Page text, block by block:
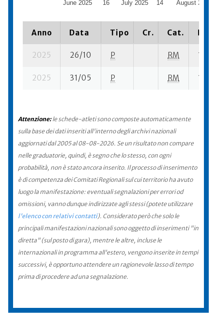
June 2025 July 2025 August 2025
16 14
Anno Data Tipo Cr. Cat.
2025 26/10 P RM 1 su-
2025 31/05 P RM 1 su-
Attenzione:le schede-atleti sono composte automaticamente
sulla base dei dati inseriti all'interno degli archivi nazionali
aggiornati dal 2005 al 08-08-2026. Se un risultato non compare
nelle graduatorie, quindi, è segno che lo stesso, con ogni
probabilità, non è stato ancora inserito. Il processo di inserimento
è di competenza dei Comitati Regionali sul cui territorio ha avuto
luogo la manifestazione: eventuali segnalazioni per errori od
omissioni, vanno dunque indirizzate agli stessi (potete utilizzare
l'elenco con relativi contatti). Considerato però che solo le
principali manifestazioni nazionali sono oggetto di inserimenti "in
diretta" (sul posto di gara), mentre le altre, incluse le
internazionali in programma all'estero, vengono inserite in tempi
successivi, è opportuno attendere un ragionevole lasso di tempo
prima di procedere ad una segnalazione.